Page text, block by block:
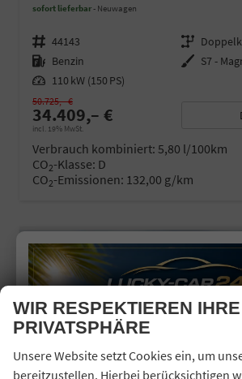
sofort lieferbar Neuwagen
Fahrzeugnr. 44143 Getriebe
Kraftstoff Benzin Außenfarbe S7 -
Leistung 110 kW (150 PS)
34.409,– €
incl. 19% MwSt.
50.725,– €
Verbrauch kombiniert: 5,80 l/100km
CO2-Klasse: D
CO2-Emissionen: 132,00 g/km
31,3%
WIR RESPEKTIEREN IHRE
PRIVATSPHÄRE
Unsere Website setzt Cookies ein, um
bereitzustellen. Hierbei berücksichtigen